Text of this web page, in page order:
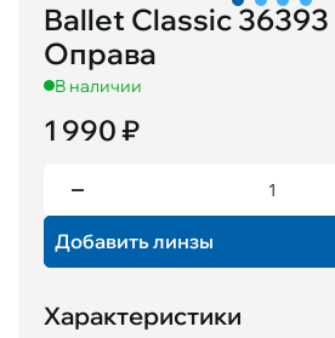
Ballet Classic 36393
Оправа
В наличии
1 990 ₽
Добавить линзы
Характеристики